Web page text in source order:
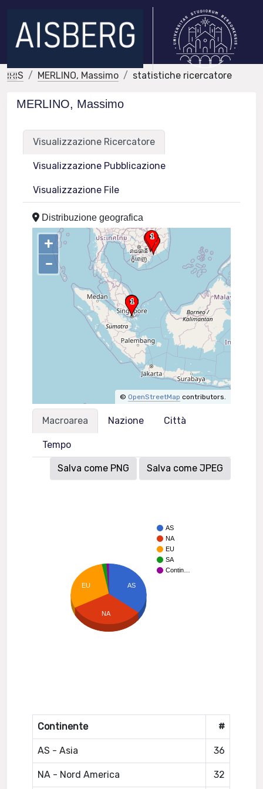
IRIS MERLINO, Massimo statistiche ricercatore
MERLINO, Massimo
Visualizzazione Ricercatore
Visualizzazione Pubblicazione
Visualizzazione File
Distribuzione geografica
+
–
© OpenStreetMap contributors.
Macroarea Nazione Città
Tempo
Salva come PNG Salva come JPEG
AS
NA
EU
SA
Contin…
AS
EU
NA
Continente #
AS - Asia 36
NA - Nord America 32